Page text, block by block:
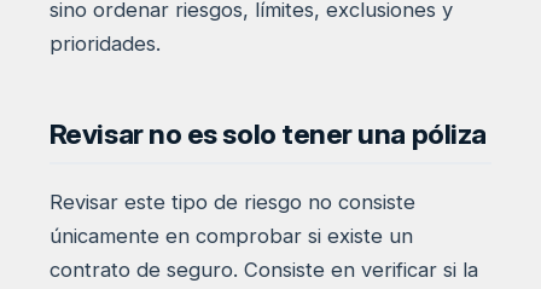
sino ordenar riesgos, límites, exclusiones y
prioridades.
Revisar no es solo tener una póliza
Revisar este tipo de riesgo no consiste
únicamente en comprobar si existe un
contrato de seguro. Consiste en verificar si la